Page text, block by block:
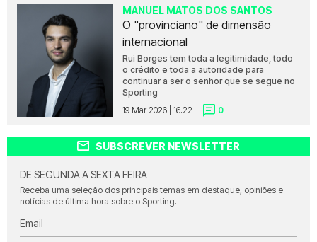
MANUEL MATOS DOS SANTOS
O "provinciano" de dimensão
internacional
Rui Borges tem toda a legitimidade, todo
o crédito e toda a autoridade para
continuar a ser o senhor que se segue no
Sporting
19 Mar 2026 | 16:22
0
SUBSCREVER NEWSLETTER
DE SEGUNDA A SEXTA FEIRA
Receba uma seleção dos principais temas em destaque, opiniões e
notícias de última hora sobre o Sporting.
Email